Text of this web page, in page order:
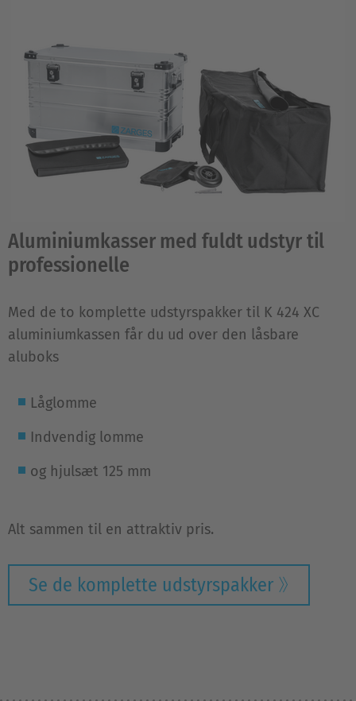
Aluminiumkasser med fuldt udstyr til
professionelle
Med de to komplette udstyrspakker til K 424 XC
aluminiumkassen får du ud over den låsbare
aluboks
Låglomme
Indvendig lomme
og hjulsæt 125 mm
Alt sammen til en attraktiv pris.
Se de komplette udstyrspakker